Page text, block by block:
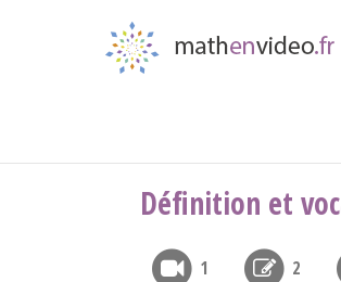
Définition et
1 2